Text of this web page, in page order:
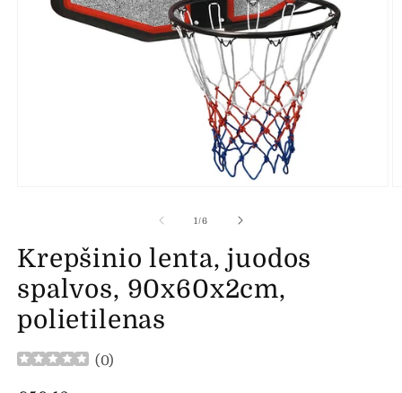
lange
1/iš
6
Krepšinio lenta, juodos
spalvos, 90x60x2cm,
polietilenas
(0)